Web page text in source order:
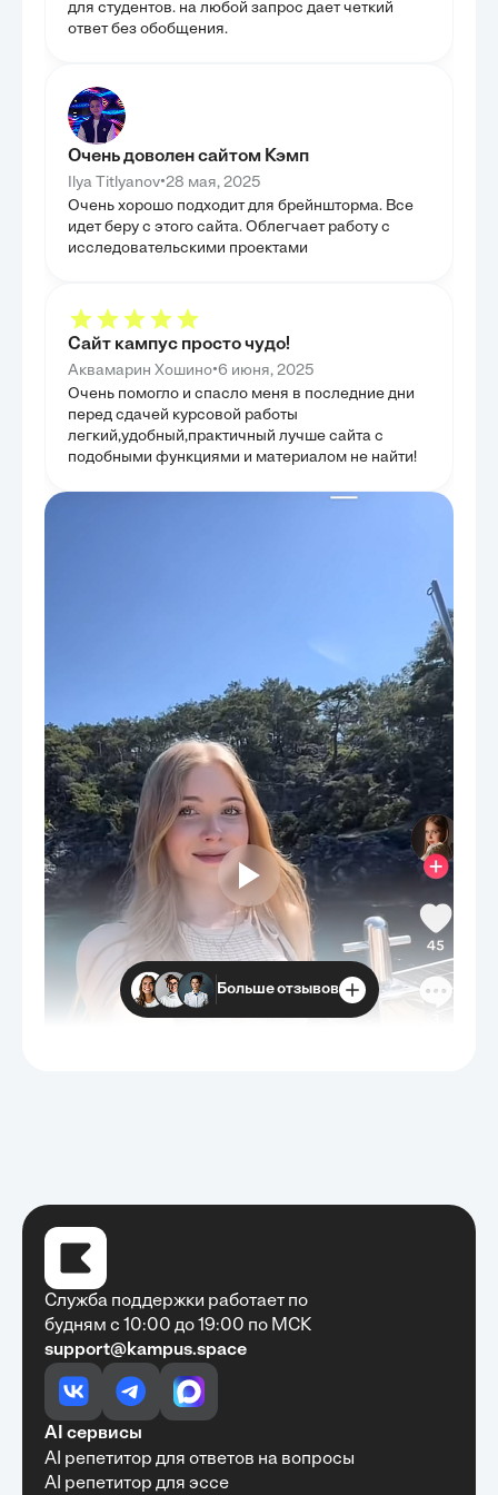
для студентов. на любой запрос дает четкий
ответ без обобщения.
Очень доволен сайтом Кэмп
Ilya Titlyanov•28 мая, 2025
Очень хорошо подходит для брейншторма. Все
идет беру с этого сайта. Облегчает работу с
исследовательскими проектами
Сайт кампус просто чудо!
Аквамарин Хошино•6 июня, 2025
Очень помогло и спасло меня в последние дни
перед сдачей курсовой работы
легкий,удобный,практичный лучше сайта с
подобными функциями и материалом не найти!
Очень быстро, недорого, качественно,
доступно
Алексей Антонов•27 мая, 2025
Обучение с Кампус Хаб — очень экономит
полезной информации. Рекомендую ...
Больше отзывов
Служба поддержки работает по
будням с 10:00 до 19:00 по МСК
support@kampus.space
AI сервисы
AI репетитор для ответов на вопросы
AI репетитор для эссе